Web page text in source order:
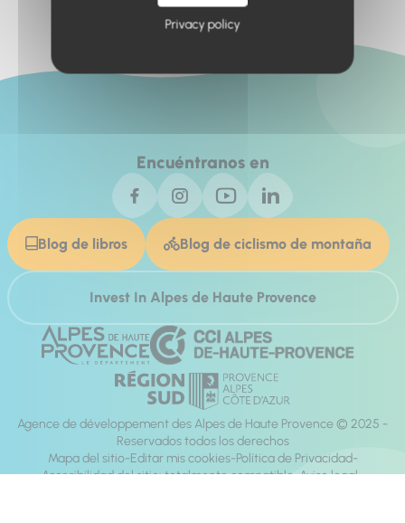
Encuéntranos en
Blog de libros Blog de ciclismo de montaña
Invest In Alpes de Haute Provence
Agence de développement des Alpes de Haute Provence © 2025 -
Reservados todos los derechos
Mapa del sitio Editar mis cookies Política de Privacidad
Accesibilidad del sitio: totalmente compatible Aviso legal
Privacy policy